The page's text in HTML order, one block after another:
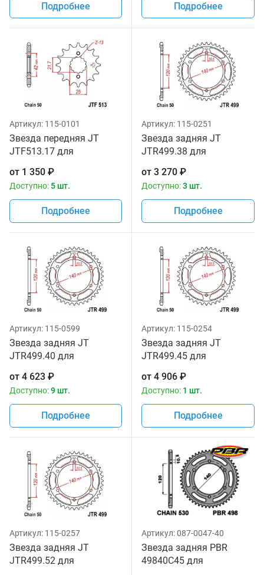
Подробнее Подробнее
Артикул: 115-0101
Звезда передняя JT
JTF513.17 для
от 1 350 ₽
Доступно: 5 шт.
Подробнее
Артикул: 115-0251
Звезда задняя JT
JTR499.38 для
от 3 270 ₽
Доступно:3 шт.
Подробнее
Артикул: 115-0599
Звезда задняя JT
JTR499.40 для
от 4 623 ₽
Доступно:9 шт.
Подробнее
Артикул: 115-0254
Звезда задняя JT
JTR499.45 для
от 4 906 ₽
Доступно: 1 шт.
Подробнее
Артикул: 115-0257
Звезда задняя JT
JTR499.52 для
Артикул:087-0047-40
Звезда задняя PBR
49840C45 для